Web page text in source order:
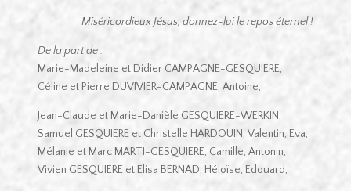
Miséricordieux Jésus, donnez-lui le repos éternel !
De la part de :
Marie-Madeleine et Didier CAMPAGNE-GESQUIERE,
Céline et Pierre DUVIVIER-CAMPAGNE, Antoine,
Jean-Claude et Marie-Danièle GESQUIERE-WERKIN,
Samuel GESQUIERE et Christelle HARDOUIN, Valentin, Eva,
Mélanie et Marc MARTI-GESQUIERE, Camille, Antonin,
Vivien GESQUIERE et Elisa BERNAD, Héloïse, Edouard,